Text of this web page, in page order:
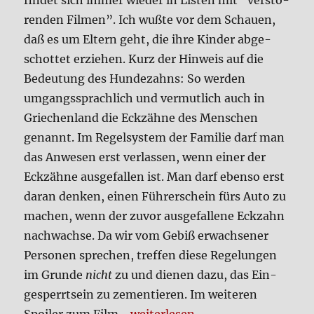
KI-
Ergüs­
se?
ren­den Fil­men”. Ich wuß­te vor dem Schau­en,
daß es um Eltern geht, die ihre Kin­der abge­
schot­tet erzie­hen. Kurz der Hin­weis auf die
Bedeu­tung des Hun­de­zahns: So wer­den
umgangs­sprach­lich und ver­mut­lich auch in
Grie­chen­land die Eck­zäh­ne des Men­schen
genannt. Im Regel­sy­stem der Fami­lie darf man
das Anwe­sen erst ver­las­sen, wenn einer der
Eck­zäh­ne aus­ge­fal­len ist. Man darf eben­so erst
dar­an den­ken, einen Füh­rer­schein fürs Auto zu
machen, wenn der zuvor aus­ge­fal­le­ne Eck­zahn
nach­wach­se. Da wir vom Gebiß erwach­se­ner
Per­so­nen spre­chen, tref­fen die­se Rege­lun­gen
im Grun­de nicht zu und die­nen dazu, das Ein­
ge­sperrt­sein zu zemen­tie­ren. Im wei­te­ren